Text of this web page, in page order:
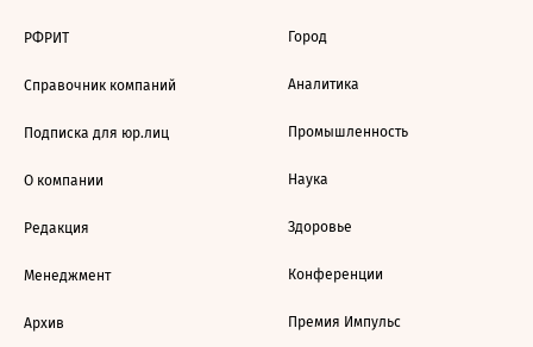
РФРИТ
Справочник компаний
Подписка для юр.лиц
О компании
Редакция
Менеджмент
Архив
Город
Аналитика
Промышленность
Наука
Здоровье
Конференции
Премия Импульс